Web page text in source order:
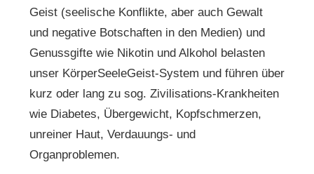
Geist (seelische Konflikte, aber auch Gewalt
und negative Botschaften in den Medien) und
Genussgifte wie Nikotin und Alkohol belasten
unser KörperSeeleGeist-System und führen über
kurz oder lang zu sog. Zivilisations-Krankheiten
wie Diabetes, Übergewicht, Kopfschmerzen,
unreiner Haut, Verdauungs- und
Organproblemen.